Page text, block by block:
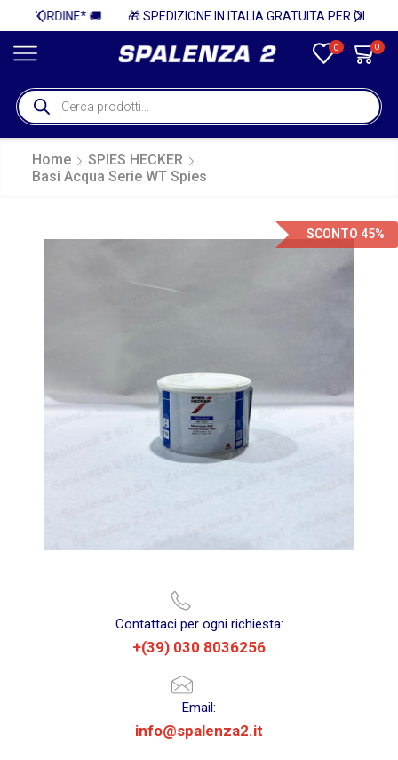
🎁 SPEDIZIONE IN ITALIA GRATUITA PER ORDINI SUPERIORI A 750€ + IVA 🎁
0 0
Home
SPIES HECKER
Basi Acqua Serie WT Spies
SCONTO 45%
Contattaci per ogni richiesta:
+(39) 030 8036256
Email:
info@spalenza2.it